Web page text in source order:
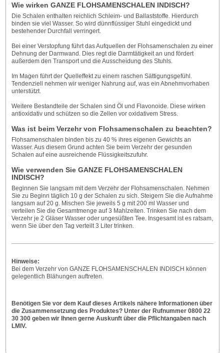
Wie wirken GANZE FLOHSAMENSCHALEN INDISCH?
Die Schalen enthalten reichlich Schleim- und Ballaststoffe. Hierdurch
binden sie viel Wasser. So wird dünnflüssiger Stuhl eingedickt und
bestehender Durchfall verringert.
Bei einer Verstopfung führt das Aufquellen der Flohsamenschalen zu einer
Dehnung der Darmwand. Dies regt die Darmtätigkeit an und fördert
außerdem den Transport und die Ausscheidung des Stuhls.
Im Magen führt der Quelleffekt zu einem raschen Sättigungsgefühl.
Tendenziell nehmen wir weniger Nahrung auf, was ein Abnehmvorhaben
unterstützt.
Weitere Bestandteile der Schalen sind Öl und Flavonoide. Diese wirken
antioxidativ und schützen so die Zellen vor oxidativem Stress.
Was ist beim Verzehr von Flohsamenschalen zu beachten?
Flohsamenschalen binden bis zu 40 % ihres eigenen Gewichts an
Wasser. Aus diesem Grund achten Sie beim Verzehr der gesunden
Schalen auf eine ausreichende Flüssigkeitszufuhr.
Wie verwenden Sie GANZE FLOHSAMENSCHALEN
INDISCH?
Beginnen Sie langsam mit dem Verzehr der Flohsamenschalen. Nehmen
Sie zu Beginn täglich 10 g der Schalen zu sich. Steigern Sie die Aufnahme
langsam auf 20 g. Mischen Sie jeweils 5 g mit 200 ml Wasser und
verteilen Sie die Gesamtmenge auf 3 Mahlzeiten. Trinken Sie nach dem
Verzehr je 2 Gläser Wasser oder ungesüßten Tee. Insgesamt ist es ratsam,
wenn Sie über den Tag verteilt 3 Liter trinken.
Hinweise:
Bei dem Verzehr von GANZE FLOHSAMENSCHALEN INDISCH können
gelegentlich Blähungen auftreten.
Benötigen Sie vor dem Kauf dieses Artikels nähere Informationen über
die Zusammensetzung des Produktes? Unter der Rufnummer 0800 22
30 300 geben wir Ihnen gerne Auskunft über die Pflichtangaben nach
LMIV.